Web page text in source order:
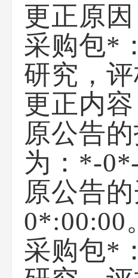
更正原因
采购包*
研究，
更正内容
原公告
为：*-
原公告
0*:00:00
采购包*